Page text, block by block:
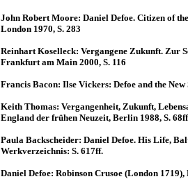
John Robert Moore: Daniel Defoe. Citizen of
London 1970, S. 283
Reinhart Koselleck: Vergangene Zukunft. Zur
Frankfurt am Main 2000, S. 116
Francis Bacon: Ilse Vickers: Defoe and the
Keith Thomas: Vergangenheit, Zukunft,
England der frühen Neuzeit, Berlin 1988, S.
Paula Backscheider: Daniel Defoe. His Life,
Werkverzeichnis: S. 617ff.
Daniel Defoe: Robinson Crusoe (London 1719),